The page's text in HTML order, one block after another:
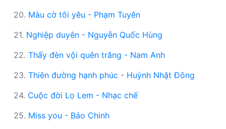
20. Màu cờ tôi yêu - Phạm Tuyên
21. Nghiệp duyên - Nguyễn Quốc Hùng
22. Thấy đèn vội quên trăng - Nam Anh
23. Thiên đường hạnh phúc - Huỳnh Nhật Đông
24. Cuộc đời Lọ Lem - Nhạc chế
25. Miss you - Bảo Chinh